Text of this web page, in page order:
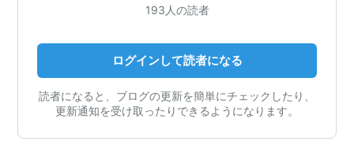
193人の読者
ログインして読者になる
読者になると、ブログの更新を簡単にチェックしたり、
更新通知を受け取ったりできるようになります。